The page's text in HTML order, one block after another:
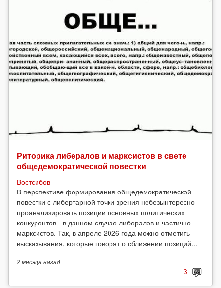
Риторика либералов и марксистов в свете
общедемократической повестки
Востсибов
В перспективе формирования общедемократической
повестки с либертарной точки зрения небезынтересно
проанализировать позиции основных политических
конкурентов - в данном случае либералов и частично
марксистов. Так, в апреле 2026 года можно отметить
высказывания, которые говорят о сближении позиций...
2 месяцаназад
3